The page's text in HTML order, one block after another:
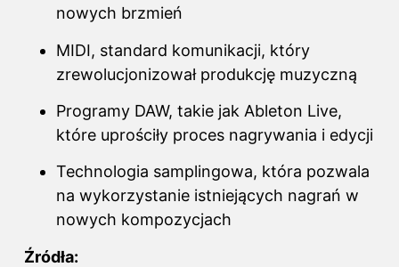
nowych brzmień
MIDI, standard komunikacji, który
zrewolucjonizował produkcję muzyczną
Programy DAW, takie jak Ableton Live,
które uprościły proces nagrywania i edycji
Technologia samplingowa, która pozwala
na wykorzystanie istniejących nagrań w
nowych kompozycjach
Źródła: